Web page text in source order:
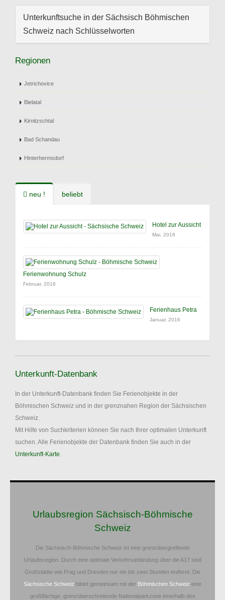
Unterkunftsuche in der Sächsisch Böhmischen
Schweiz nach Schlüsselworten
Regionen
Jetrichovice
Bielatal
Kirnitzschtal
Bad Schandau
Hinterhermsdorf
neu ! beliebt
Hotel zur Aussicht
Mai, 2016
Ferienwohnung Schulz
Februar, 2016
Ferienhaus Petra
Januar, 2016
Unterkunft-Datenbank
In der Unterkunft-Datenbank finden Sie Ferienobjekte in der
Böhmischen Schweiz und in der grenznahen Region der Sächsischen
Schweiz.
Mit Hilfe von Suchkriterien können Sie nach Ihrer optimalen Unterkunft
suchen. Alle Ferienobjekte der Datenbank finden Sie auch in der
Unterkunft-Karte.
Urlaubsregion Sächsisch-Böhmische
Schweiz
Die Sächsisch-Böhmische Schweiz ist eine grenzübergreifende
Urlaubsregion. Durch eine optimale Verkehrsanbindung über die A17 sind
Großstädte wie Prag und Dresden nur ein bis zwei Stunden entfernt. Die
Sächsische Schweiz bildet gemeinsam mit der Böhmischen Schweiz eine
großflächige, grenzüberschreitende Nationalparkzone innerhalb des